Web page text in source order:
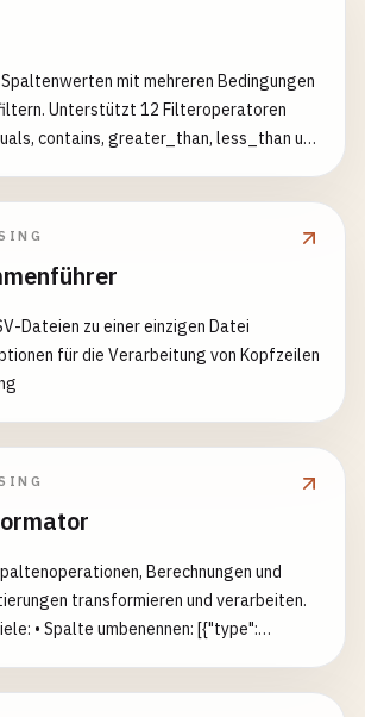
mit mehreren Bedingungen
Unterstützt 12 Filteroperatoren
contains, greater_than, less_than und
"operator": "contains", "value":
Dateien zu einer einzigen Datei
für die Verarbeitung von Kopfzeilen
Berechnungen und
transformieren und verarbeiten.
• Spalte umbenennen: [{"type":